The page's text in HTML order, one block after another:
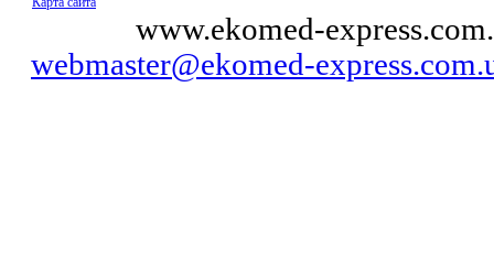
www.ekomed-
webmaster@ekomed-